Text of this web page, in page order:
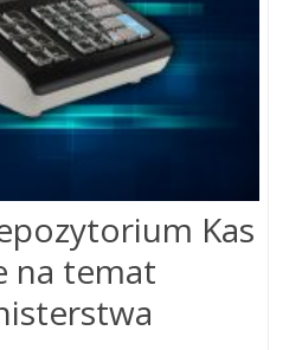
Kas
na temat